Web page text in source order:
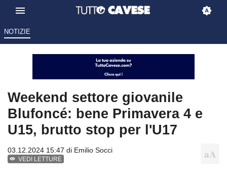
NOTIZIE
Weekend settore giovanile
Blufoncé: bene Primavera 4 e
U15, brutto stop per l'U17
03.12.2024 15:47 di Emilio Socci
VEDI LETTURE